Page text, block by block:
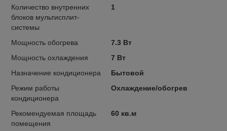
Количество внутренних
блоков мультисплит-
системы
1
Мощность обогрева
7.3 Вт
Мощность охлаждения
7 Вт
Назначение кондиционера
Бытовой
Режим работы
кондиционера
Охлаждение/обогрев
Рекомендуемая площадь
помещения
60 кв.м